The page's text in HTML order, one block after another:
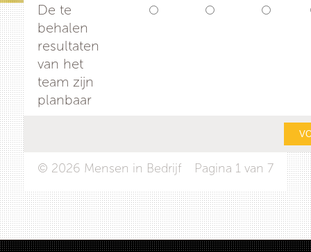
De te
behalen
resultaten
van het
team zijn
planbaar
© 2026 Mensen in Bedrijf Pagina 1 van 7